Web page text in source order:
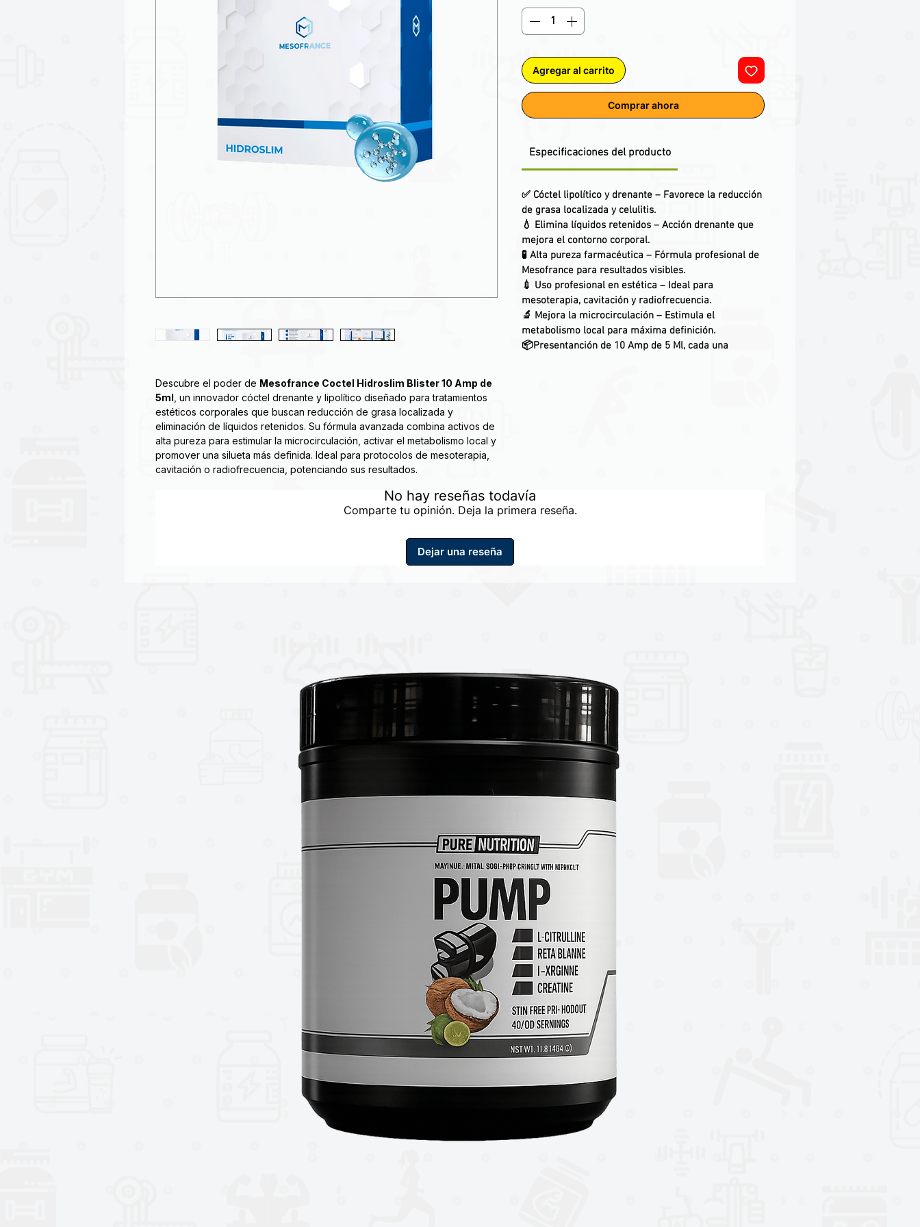
Descubre el poder de Mesofrance Coctel Hidroslim Blister 10 Amp de
5ml , un innovador cóctel drenante y lipolítico diseñado para tratamientos
estéticos corporales que buscan reducción de grasa localizada y
eliminación de líquidos retenidos. Su fórmula avanzada combina activos de
alta pureza para estimular la microcirculación, activar el metabolismo local y
promover una silueta más definida. Ideal para protocolos de mesoterapia,
cavitación o radiofrecuencia, potenciando sus resultados.
energía promoviendo así la pérdida de peso, mientras el silicio orgánico
pérdida de firmeza junto con la Centella Asiática, que estimula la formación
de fibroblastos, es decir, células que reparan los tejidos dañados,
Agregar al carrito
Comprar ahora
Especificaciones del producto
✅ Cóctel lipolítico y drenante – Favorece la reducción
de grasa localizada y celulitis.
💧 Elimina líquidos retenidos – Acción drenante que
mejora el contorno corporal.
🧪 Alta pureza farmacéutica – Fórmula profesional de
Mesofrance para resultados visibles.
💉 Uso profesional en estética – Ideal para
mesoterapia, cavitación y radiofrecuencia.
🔬 Mejora la microcirculación – Estimula el
metabolismo local para máxima definición.
📦Presentanción de 10 Amp de 5 Ml, cada una
No hay reseñas todavía
Comparte tu opinión. Deja la primera reseña.
Dejar una reseña